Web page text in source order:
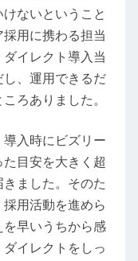
ないということ
用に携わる担当
イレクト導入当
、運用できるだ
ろありました。
入時にビズリー
目安を大きく超
ました。そのた
用活動を進めら
早いうちから感
イレクトをしっ